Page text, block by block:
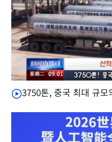
3750톤, 중국 최대 규